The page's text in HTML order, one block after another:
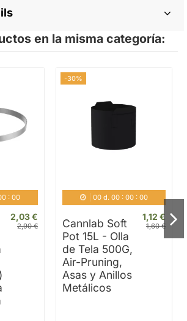
en la misma categoría:
: 00
2,03 €
2,90 €
-30%
00d. 00: 00: 00
Cannlab Soft
Pot 15L - Olla
de Tela 500G,
Air-Pruning,
Asas y Anillos
Metálicos
1,12 €
1,60 €